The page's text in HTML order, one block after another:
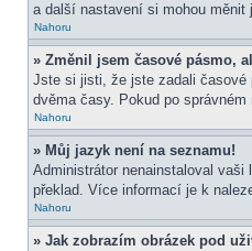
a další nastavení si mohou
Nahoru
» Změnil jsem časové pásmo,
Jste si jisti, že jste zadali časové
dvěma časy. Pokud po
Nahoru
» Můj jazyk není na seznamu!
Administrátor nenainstaloval
překlad. Více informací je k
Nahoru
» Jak zobrazím obrázek pod